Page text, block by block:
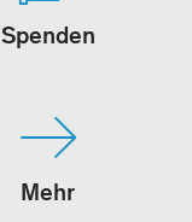
Spenden
Mehr